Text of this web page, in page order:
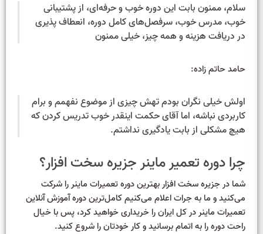
سلام، ممنون بابت این دوره خوب و حرفه‌ای، از پشتیبانی
خوب، مدرس خوب، سرفصل‌های کامل دوره، انعطاف پذیری
در دریافت هزینه و همه چیز، خیلی ممنون
حامد حاتم زاده:
اولش خیلی نگران بودم تهش چیزی از موضوع نفهمم و برام
کاربردی نباشه، اما آقای حکمت اینقدر خوب تدریس کردن که
هیچ مشکلی از بابت یادگیری نداشتم.
چرا دوره تعمیر ماینر جزیره سخت افزار؟
شما در جزیره سخت افزار بهترین دوره تعمیرات ماینر را شرکت
می‌کنید و ما به جرات اعلام می‌کنیم کامل‌ترین دوره آموزش آنلاین
تعمیرات ماینر در کل ایران را خریداری خواهید کرد، پس با خیال
راحت دوره را به اتمام برسانید و کار خودتان را شروع کنید.